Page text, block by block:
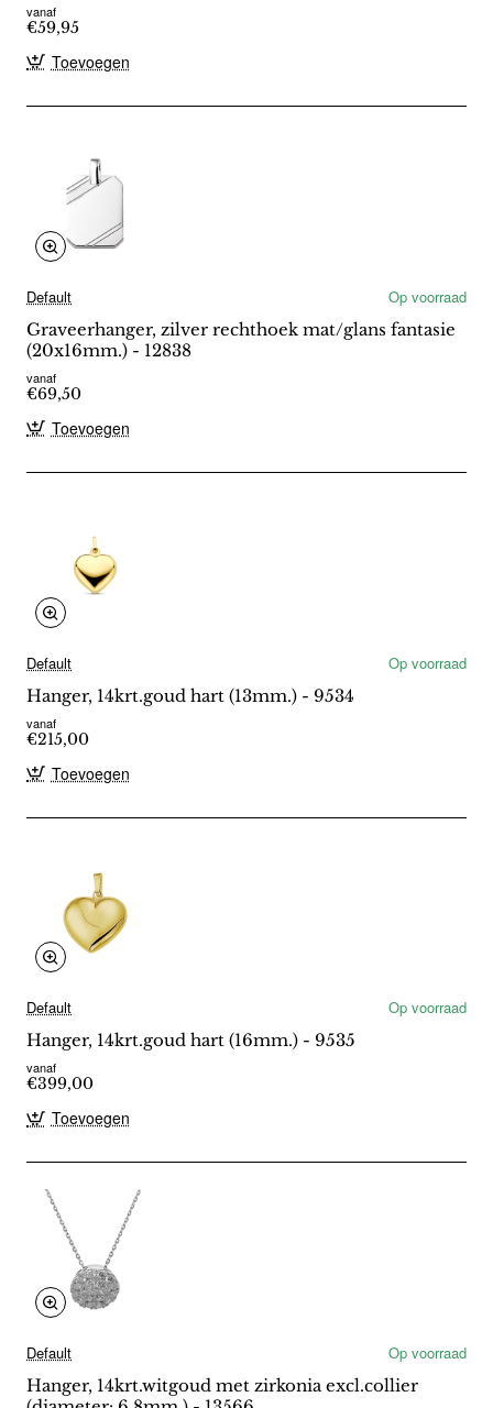
vanaf
€59,95
Toevoegen
Default
Op voorraad
Graveerhanger, zilver rechthoek mat/glans fantasie
(20x16mm.) - 12838
vanaf
€69,50
Toevoegen
Default
Op voorraad
Hanger, 14krt.goud hart (13mm.) - 9534
vanaf
€215,00
Toevoegen
Default
Op voorraad
Hanger, 14krt.goud hart (16mm.) - 9535
vanaf
€399,00
Toevoegen
Default
Op voorraad
Hanger, 14krt.witgoud met zirkonia excl.collier